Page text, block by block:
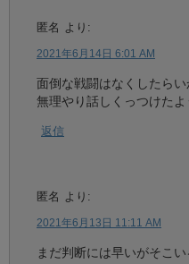
匿名 より:
2021年6月14日 6:01 AM
面倒な戦闘はなくしたら
無理やり話しくっつけた
返信
匿名 より:
2021年6月13日 11:11 AM
まだ判断には早いがそこ